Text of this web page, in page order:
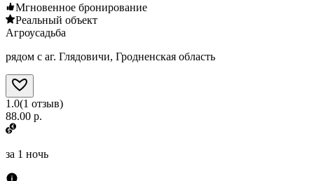
Мгновенное бронирование
Реальный объект
Агроусадьба
рядом с аг. Глядовичи, Гродненская область
1.0(1 отзыв)
88.00 р.
за 1 ночь